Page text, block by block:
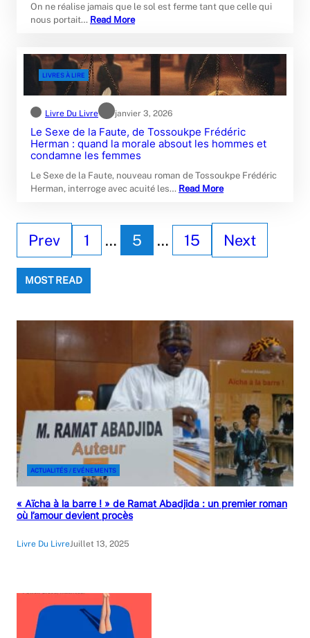
On ne réalise jamais que le sol est ferme tant que celle qui
nous portait… Read More
LIVRES À LIRE
Livre Du Livre janvier 3, 2026
Le Sexe de la Faute, de Tossoukpe Frédéric
Herman : quand la morale absout les hommes et
condamne les femmes
Le Sexe de la Faute, nouveau roman de Tossoukpe Frédéric
Herman, interroge avec acuité les… Read More
Prev 1 … 5 … 15 Next
MOST READ
ACTUALITÉS / EVÉNEMENTS
« Aïcha à la barre ! » de Ramat Abadjida : un premier roman
où l’amour devient procès
Livre Du LivreJuillet 13, 2025